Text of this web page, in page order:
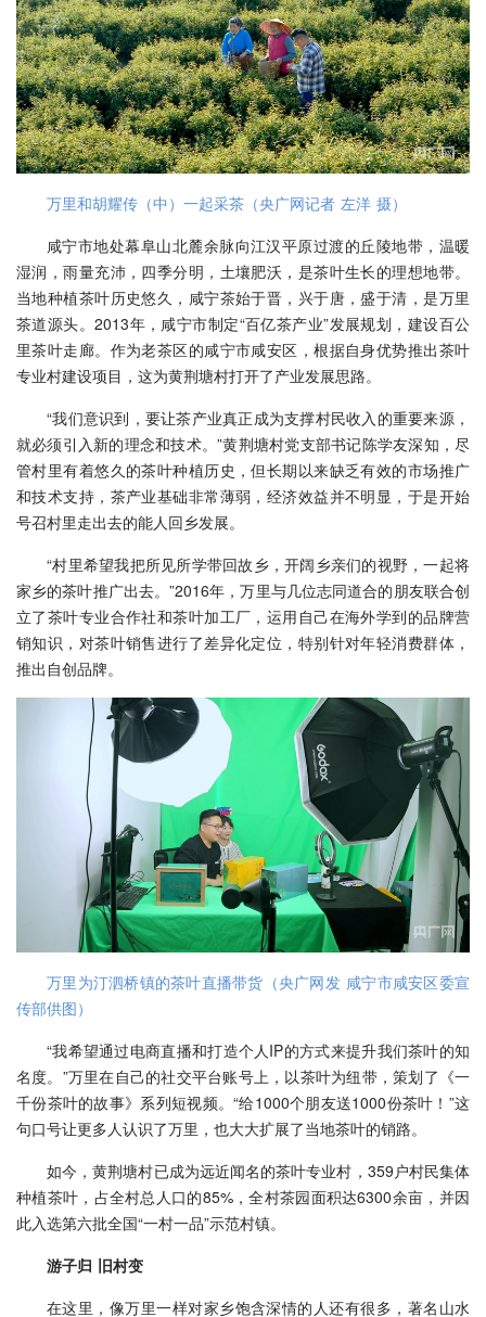
万里和胡耀传（中）一起采茶（央广网记者 左洋 摄）
咸宁市地处幕阜山北麓余脉向江汉平原过渡的丘陵地带，温暖
湿润，雨量充沛，四季分明，土壤肥沃，是茶叶生长的理想地带。
当地种植茶叶历史悠久，咸宁茶始于晋，兴于唐，盛于清，是万里
茶道源头。2013年，咸宁市制定“百亿茶产业”发展规划，建设百公
里茶叶走廊。作为老茶区的咸宁市咸安区，根据自身优势推出茶叶
专业村建设项目，这为黄荆塘村打开了产业发展思路。
“我们意识到，要让茶产业真正成为支撑村民收入的重要来源，
就必须引入新的理念和技术。”黄荆塘村党支部书记陈学友深知，尽
管村里有着悠久的茶叶种植历史，但长期以来缺乏有效的市场推广
和技术支持，茶产业基础非常薄弱，经济效益并不明显，于是开始
号召村里走出去的能人回乡发展。
“村里希望我把所见所学带回故乡，开阔乡亲们的视野，一起将
家乡的茶叶推广出去。”2016年，万里与几位志同道合的朋友联合创
立了茶叶专业合作社和茶叶加工厂，运用自己在海外学到的品牌营
销知识，对茶叶销售进行了差异化定位，特别针对年轻消费群体，
推出自创品牌。
万里为汀泗桥镇的茶叶直播带货（央广网发 咸宁市咸安区委宣
传部供图）
“我希望通过电商直播和打造个人IP的方式来提升我们茶叶的知
名度。”万里在自己的社交平台账号上，以茶叶为纽带，策划了《一
千份茶叶的故事》系列短视频。“给1000个朋友送1000份茶叶！”这
句口号让更多人认识了万里，也大大扩展了当地茶叶的销路。
如今，黄荆塘村已成为远近闻名的茶叶专业村，359户村民集体
种植茶叶，占全村总人口的85%，全村茶园面积达6300余亩，并因
此入选第六批全国“一村一品”示范村镇。
游子归 旧村变
在这里，像万里一样对家乡饱含深情的人还有很多，著名山水